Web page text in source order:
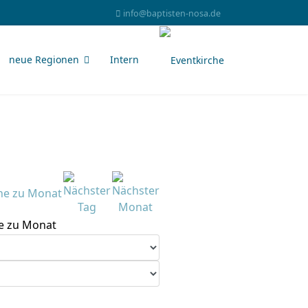
info@baptisten-nosa.de
neue Regionen Intern
zu Monat